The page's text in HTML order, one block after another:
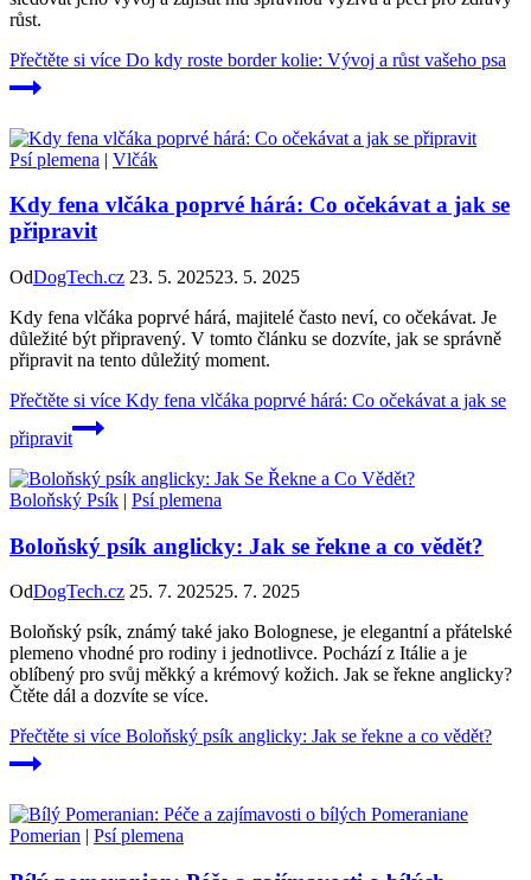
růst.
Přečtěte si více Do kdy roste border kolie: Vývoj a růst vašeho psa
Psí plemena | Vlčák
Kdy fena vlčáka poprvé hárá: Co očekávat a jak se
připravit
OdDogTech.cz 23. 5. 202523. 5. 2025
Kdy fena vlčáka poprvé hárá, majitelé často neví, co očekávat. Je
důležité být připravený. V tomto článku se dozvíte, jak se správně
připravit na tento důležitý moment.
Přečtěte si více Kdy fena vlčáka poprvé hárá: Co očekávat a jak se
připravit
Boloňský Psík | Psí plemena
Boloňský psík anglicky: Jak se řekne a co vědět?
OdDogTech.cz 25. 7. 202525. 7. 2025
Boloňský psík, známý také jako Bolognese, je elegantní a přátelské
plemeno vhodné pro rodiny i jednotlivce. Pochází z Itálie a je
oblíbený pro svůj měkký a krémový kožich. Jak se řekne anglicky?
Čtěte dál a dozvíte se více.
Přečtěte si více Boloňský psík anglicky: Jak se řekne a co vědět?
Pomerian | Psí plemena